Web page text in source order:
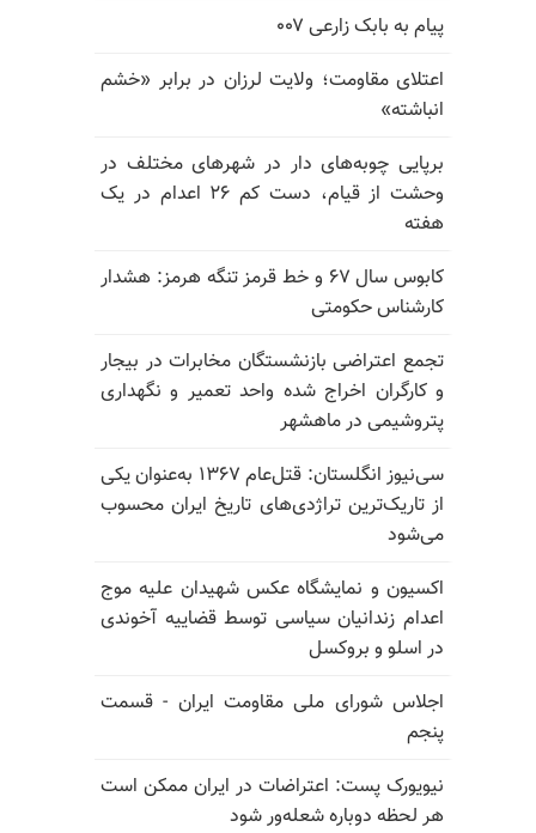
پیام به بابک زارعی ۰۰۷
اعتلای مقاومت؛ ولایت لرزان در برابر «خشم
انباشته»
برپایی چوبه‌های دار در شهرهای مختلف در
وحشت از قیام، دست کم ۲۶ اعدام در یک
هفته
کابوس سال ۶۷ و خط قرمز تنگه هرمز: هشدار
کارشناس حکومتی
تجمع اعتراضی بازنشستگان مخابرات در بیجار
و کارگران اخراج شده واحد تعمیر و نگهداری
پتروشیمی در ماهشهر
سی‌نیوز انگلستان: قتل‌عام ۱۳۶۷ به‌عنوان یکی
از تاریک‌ترین تراژدی‌های تاریخ ایران محسوب
می‌شود
اکسیون و نمایشگاه عکس شهیدان علیه موج
اعدام زندانیان سیاسی توسط قضاییه آخوندی
در اسلو و بروکسل
اجلاس شورای ملی مقاومت ایران - قسمت
پنجم
نیویورک پست: اعتراضات در ایران ممکن است
هر لحظه دوباره شعله‌ور شود